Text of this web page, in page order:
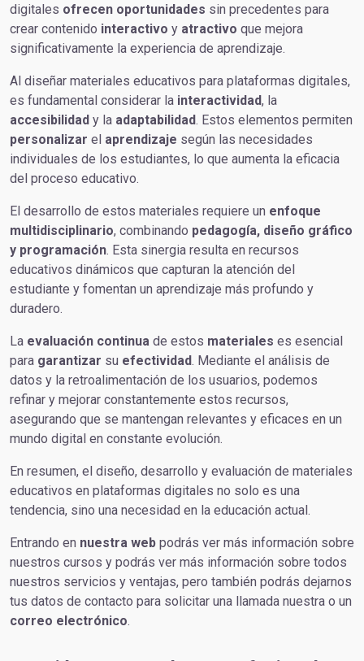
digitales ofrecen oportunidades sin precedentes para
crear contenido interactivo y atractivo que mejora
significativamente la experiencia de aprendizaje.
Al diseñar materiales educativos para plataformas digitales,
es fundamental considerar la interactividad, la
accesibilidad y la adaptabilidad. Estos elementos permiten
personalizar el aprendizaje según las necesidades
individuales de los estudiantes, lo que aumenta la eficacia
del proceso educativo.
El desarrollo de estos materiales requiere un enfoque
multidisciplinario, combinando pedagogía, diseño gráfico
y programación. Esta sinergia resulta en recursos
educativos dinámicos que capturan la atención del
estudiante y fomentan un aprendizaje más profundo y
duradero.
La evaluación continua de estos materiales es esencial
para garantizar su efectividad. Mediante el análisis de
datos y la retroalimentación de los usuarios, podemos
refinar y mejorar constantemente estos recursos,
asegurando que se mantengan relevantes y eficaces en un
mundo digital en constante evolución.
En resumen, el diseño, desarrollo y evaluación de materiales
educativos en plataformas digitales no solo es una
tendencia, sino una necesidad en la educación actual.
Entrando en nuestra web podrás ver más información sobre
nuestros cursos y podrás ver más información sobre todos
nuestros servicios y ventajas, pero también podrás dejarnos
tus datos de contacto para solicitar una llamada nuestra o un
correo electrónico.